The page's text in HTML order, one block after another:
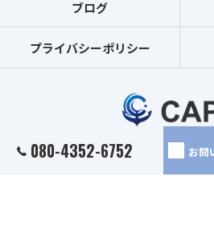
080-4352-6752 お問
ブログ
プライバシーポリシー
© 2026 埼玉のアンテナ工事は株式会社